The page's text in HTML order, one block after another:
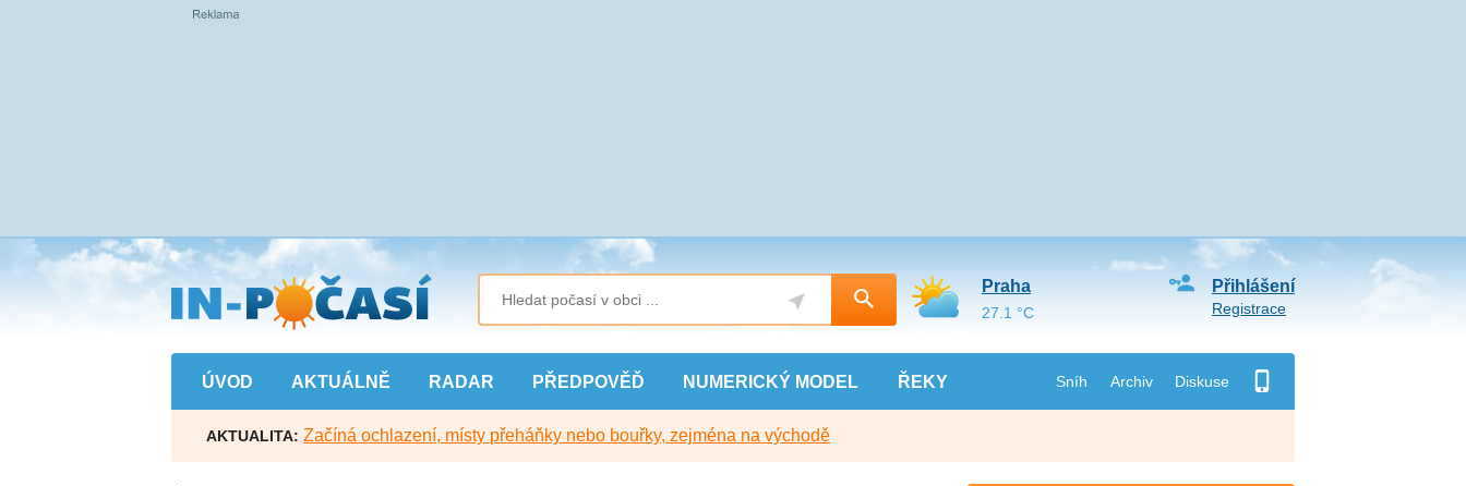
Přejít
na
hlavní
obsah
ÚVOD AKTUÁLNĚ RADAR PŘEDPOVĚĎ NUMERICKÝ MODEL ŘEKY Sníh Archiv Diskuse
Přihlášení
Registrace
Praha
27.1 °C
AKTUALITA: Začíná ochlazení, místy přeháňky nebo bouřky, zejména na východě